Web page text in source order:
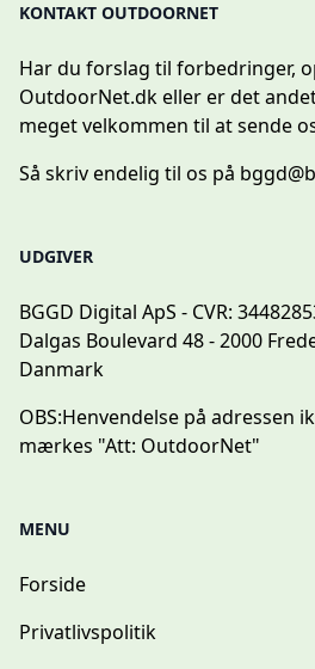
KONTAKT OUTDOORNET
Har du forslag til forbedringer,
OutdoorNet.dk eller er det
meget velkommen til at sende
Så skriv endelig til os på
UDGIVER
BGGD Digital ApS - CVR:
Dalgas Boulevard 48 - 2000
Danmark
OBS:Henvendelse på adressen
mærkes "Att: OutdoorNet"
MENU
Forside
Privatlivspolitik